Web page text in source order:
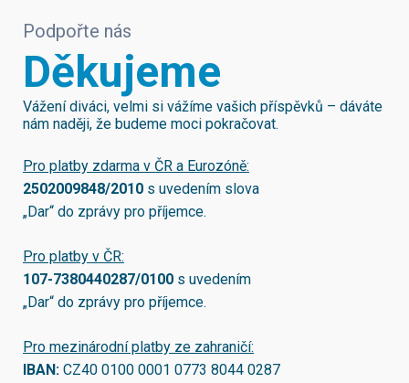
Podpořte nás
Děkujeme
Vážení diváci, velmi si vážíme vašich příspěvků – dáváte
nám naději, že budeme moci pokračovat.
Pro platby zdarma v ČR a Eurozóně:
2502009848/2010 s uvedením slova
„Dar“ do zprávy pro příjemce.
Pro platby v ČR:
107-7380440287/0100 s uvedením
„Dar“ do zprávy pro příjemce.
Pro mezinárodní platby ze zahraničí:
IBAN: CZ40 0100 0001 0773 8044 0287